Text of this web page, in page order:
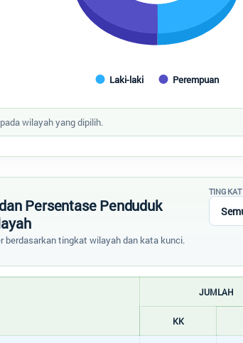
Laki-laki Perempuan
wilayah yang dipilih.
Persentase Penduduk
berdasarkan tingkat wilayah dan kata kunci.
TINGKAT
JUMLAH
KK